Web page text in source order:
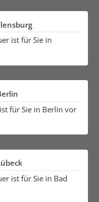
ist für Sie in
für Sie in Berlin vor
ist für Sie in Bad